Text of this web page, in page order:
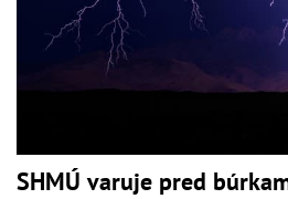
SHMÚ varuje pred